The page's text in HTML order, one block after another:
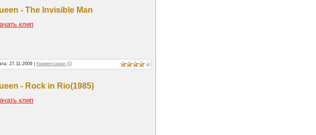
- The Invisible Man
клип
27.11.2009 Комментарии (0)
- Rock in Rio(1985)
клип